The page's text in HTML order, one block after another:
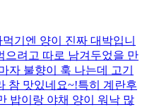
기엔 양이 진짜 대박입니
으려고 따로 남겨두었을 만
자 불향이 훅 나는데 고기
참 맛있네요~!특히 계란후
밥이랑 야채 양이 워낙 많